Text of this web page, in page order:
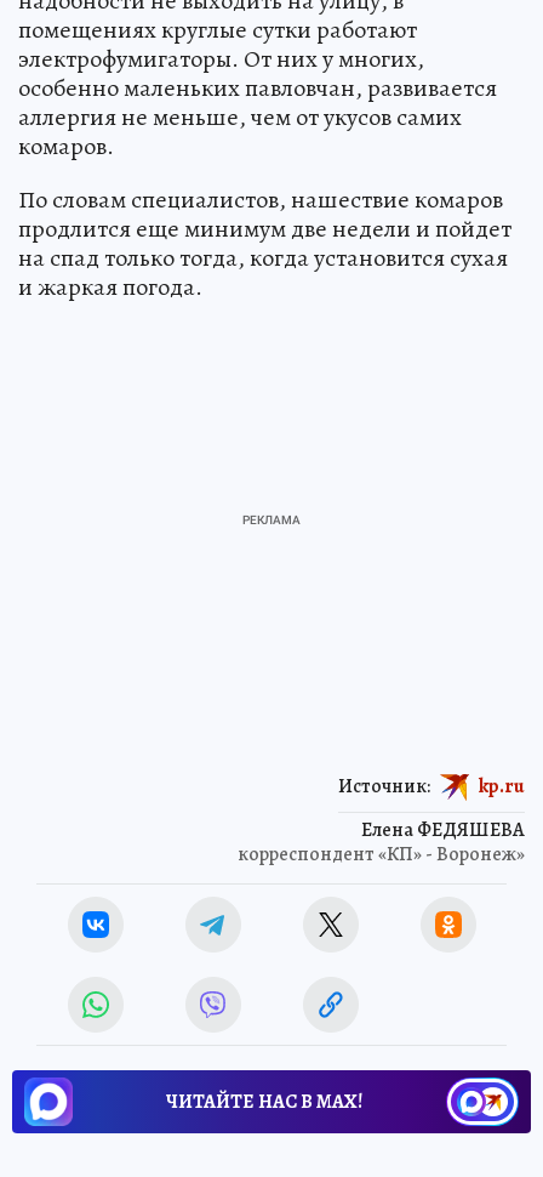
помещениях круглые сутки работают
электрофумигаторы. От них у многих,
особенно маленьких павловчан, развивается
аллергия не меньше, чем от укусов самих
комаров.
По словам специалистов, нашествие комаров
продлится еще минимум две недели и пойдет
на спад только тогда, когда установится сухая
и жаркая погода.
Елена ФЕДЯШЕВА
корреспондент «КП» - Воронеж»
Источник: kp.ru
ЧИТАЙТЕ НАС В МАХ!